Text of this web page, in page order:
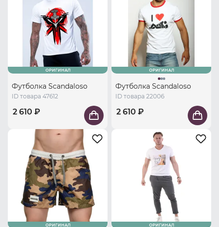
ОРИГИНАЛ
Футболка Scandaloso
ID товара 47612
2 610 ₽
ОРИГИНАЛ
Футболка Scandaloso
ID товара 22006
2 610 ₽
ОРИГИНАЛ ОРИГИНАЛ